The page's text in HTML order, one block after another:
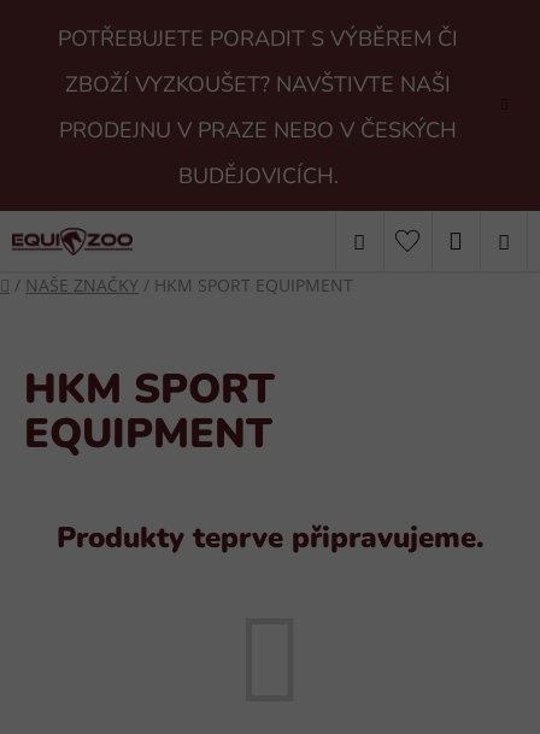
POTŘEBUJETE PORADIT S VÝBĚREM ČI
ZBOŽÍ VYZKOUŠET? NAVŠTIVTE NAŠI
PRODEJNU V PRAZE NEBO V ČESKÝCH
BUDĚJOVICÍCH.
Hledat
Domů
/ NAŠE ZNAČKY / HKM SPORT EQUIPMENT
HKM SPORT
EQUIPMENT
Produkty teprve připravujeme.